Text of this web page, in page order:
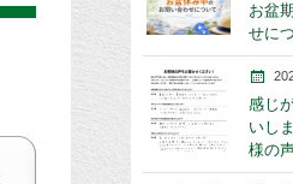
お盆
せに
感じ
いし
様の